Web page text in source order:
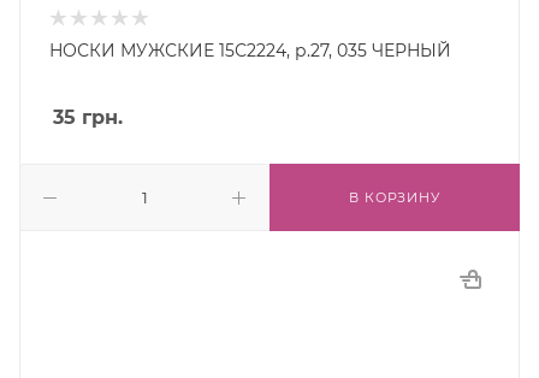
НОСКИ МУЖСКИЕ 15С2224, р.27, 035 ЧЕРНЫЙ
35 грн.
В КОРЗИНУ